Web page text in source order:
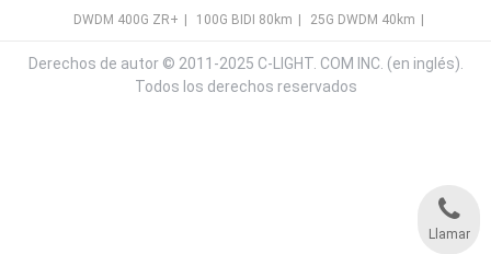
DWDM 400G ZR+ 100G BIDI 80km 25G DWDM 40km
Derechos de autor © 2011-2025 C-LIGHT. COM INC. (en inglés).
Todos los derechos reservados
Llamar